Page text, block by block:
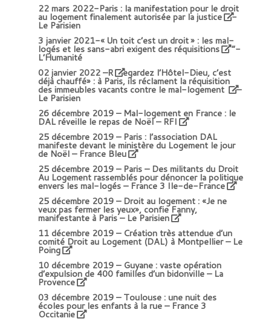
22 mars 2022-Paris : la manifestation pour le droit
au logement finalement autorisée par la justice -
Le Parisien
3 janvier 2021-«Un toit c’est un droit » : les mal-
logés et les sans-abri exigent des réquisitions “-
L’Humanité
02 janvier 2022 –R egardez l’Hôtel-Dieu, c’est
déjà chauffé» : à Paris, ils réclament la réquisition
des immeubles vacants contre le mal-logement –
Le Parisien
26 décembre 2019 –Mal-logement en France : le
DAL réveille le repas de Noël – RFI
25 décembre 2019 –Paris : l’association DAL
manifeste devant le ministère du Logement le jour
de Noël – France Bleu
25 décembre 2019 –Paris – Des militants du Droit
Au Logement rassemblés pour dénoncer la politique
envers les mal-logés – France 3 Ile-de-France
25 décembre 2019 –Droit au logement : «Je ne
veux pas fermer les yeux», confie Fanny,
manifestante à Paris – Le Parisien
11 décembre 2019 – Création très attendue d’un
comité Droit au Logement (DAL) à Montpellier – Le
Poing
10 décembre 2019 – Guyane : vaste opération
d’expulsion de 400 familles d’un bidonville – La
Provence
03 décembre 2019 –Toulouse : une nuit des
écoles pour les enfants à la rue – France 3
Occitanie